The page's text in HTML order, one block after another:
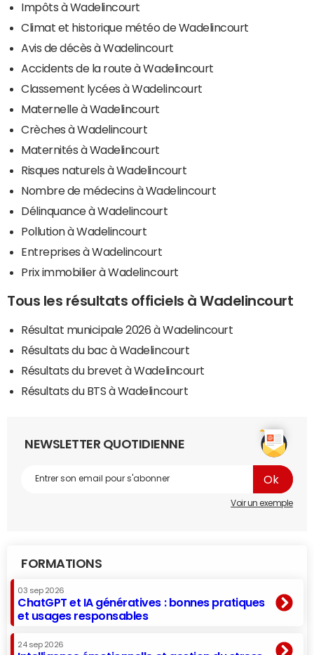
Impôts à Wadelincourt
Climat et historique météo de Wadelincourt
Avis de décès à Wadelincourt
Accidents de la route à Wadelincourt
Classement lycées à Wadelincourt
Maternelle à Wadelincourt
Crèches à Wadelincourt
Maternités à Wadelincourt
Risques naturels à Wadelincourt
Nombre de médecins à Wadelincourt
Délinquance à Wadelincourt
Pollution à Wadelincourt
Entreprises à Wadelincourt
Prix immobilier à Wadelincourt
Tous les résultats officiels à Wadelincourt
Résultat municipale 2026 à Wadelincourt
Résultats du bac à Wadelincourt
Résultats du brevet à Wadelincourt
Résultats du BTS à Wadelincourt
NEWSLETTER QUOTIDIENNE
Voir un exemple
FORMATIONS
03 sep 2026
ChatGPT et IA génératives : bonnes pratiques
et usages responsables
24 sep 2026